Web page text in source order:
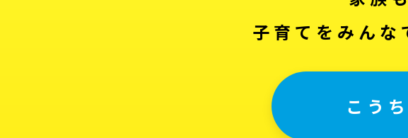
子育てをみんな
こう